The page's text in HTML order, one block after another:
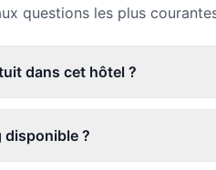
questions les plus
dans cet hôtel ?
?